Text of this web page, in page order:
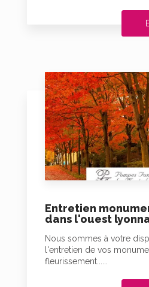
Entretien
dans l'ouest
Nous sommes à votre
l'entretien de vos
fleurissement......